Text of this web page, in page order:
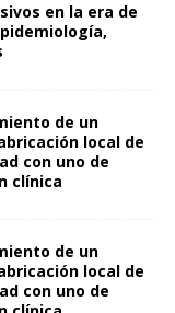
en la era de
de un
local de
con uno de
clínica
de un
local de
con uno de